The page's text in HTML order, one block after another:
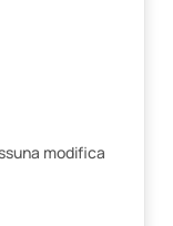
modifica